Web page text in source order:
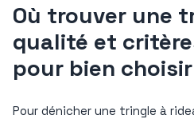
Où trouver une
qualité et
pour bien choisir
Pour dénicher une tringle à